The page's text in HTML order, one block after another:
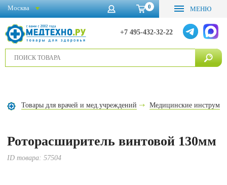
0 МЕНЮ
+7 495-432-32-22
Москва
Товары для врачей и мед.учреждений Медицинские
Роторасширитель винтовой 130мм
ID товара:57504